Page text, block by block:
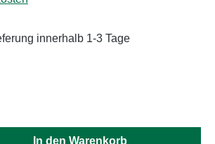
innerhalb 1-3 Tage
gewünschten Wert ein
In den Warenkorb